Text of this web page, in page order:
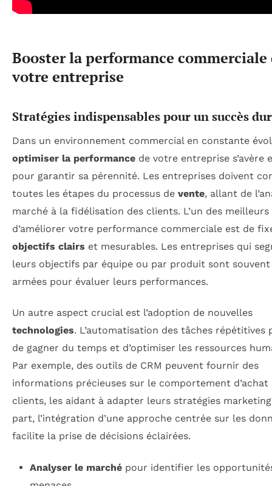
Booster la performance commerciale
votre entreprise
Stratégies indispensables pour un succès
Dans un environnement commercial en constante
optimiser la performance de votre entreprise s’avère
pour garantir sa pérennité. Les entreprises doivent
toutes les étapes du processus de vente, allant de
marché à la fidélisation des clients. L’un des meilleurs
d’améliorer votre performance commerciale est de
objectifs clairs et mesurables. Les entreprises qui
leurs objectifs par équipe ou par produit sont
armées pour évaluer leurs performances.
Un autre aspect crucial est l’adoption de nouvelles
technologies. L’automatisation des tâches répétitives
de gagner du temps et d’optimiser les ressources
Par exemple, des outils de CRM peuvent fournir des
informations précieuses sur le comportement d’achat
clients, les aidant à adapter leurs stratégies
part, l’intégration d’une approche centrée sur les
facilite la prise de décisions éclairées.
Analyser le marchépour identifier les